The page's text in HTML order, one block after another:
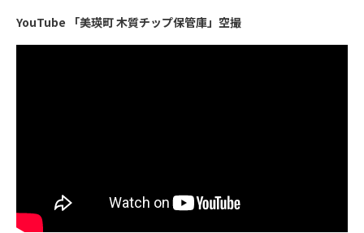
YouTube 「美瑛町 木質チップ保管庫」空撮